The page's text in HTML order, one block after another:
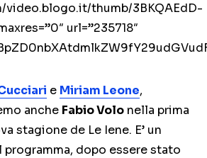
video.blogo.it/thumb/3BKQAEdD-
url=”235718″
e Miriam Leone,
anche Fabio Volo nella prima
stagione de Le Iene. E’ un
dopo essere stato